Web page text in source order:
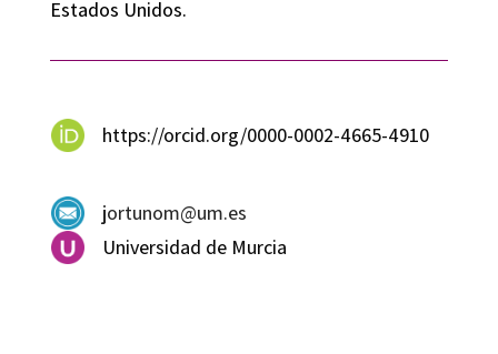
Estados Unidos.
https://orcid.org/0000-0002-4665-4910
jortunom@um.es
Universidad de Murcia